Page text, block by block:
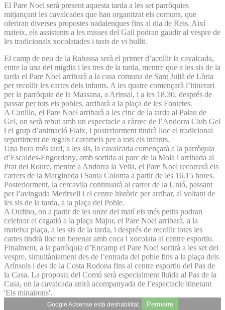
El Pare Noel serà present aquesta tarda a les set parròquies
mitjançant les cavalcades que han organitzat els comuns, que
oferiran diverses propostes nadalenques fins al dia de Reis. Així
mateix, els assistents a les misses del Gall podran gaudir al vespre de
les tradicionals xocolatades i tasts de vi bullit.
El camp de neu de la Rabassa serà el primer d’acollir la cavalcada,
entre la una del migdia i les tres de la tarda, mentre que a les sis de la
tarda el Pare Noel arribarà a la casa comuna de Sant Julià de Lòria
per recollir les cartes dels infants. A les quatre començarà l’itinerari
per la parròquia de la Massana, a Arinsal, i a les 18.30, després de
passar per tots els pobles, arribarà a la plaça de les Fontetes.
A Canillo, el Pare Noel arribarà a les cinc de la tarda al Palau de
Gel, on serà rebut amb un espectacle a càrrec de l’Andorra Club Gel
i el grup d’animació Flaix, i posteriorment tindrà lloc el tradicional
repartiment de regals i caramels per a tots els infants.
Una hora més tard, a les sis, la cavalcada començarà a la parròquia
d’Escaldes-Engordany, amb sortida al parc de la Mola i arribada al
Prat del Roure, mentre a Andorra la Vella, el Pare Noel recorrerà els
carrers de la Margineda i Santa Coloma a partir de les 16.15 hores.
Posteriorment, la cercavila continuarà al carrer de la Unió, passant
per l’avinguda Meritxell i el centre històric per arribar, al voltant de
les sis de la tarda, a la plaça del Poble.
A Ordino, on a partir de les onze del matí els més petits podran
celebrar el cagatió a la plaça Major, el Pare Noel arribarà, a la
mateixa plaça, a les sis de la tarda, i després de recollir totes les
cartes tindrà lloc un berenar amb coca i xocolata al centre esportiu.
Finalment, a la parròquia d’Encamp el Pare Noel sortirà a les set del
vespre, simultàniament des de l’entrada del poble fins a la plaça dels
Arínsols i des de la Costa Rodona fins al centre esportiu del Pas de
la Casa. La proposta del Comú serà especialment lluïda al Pas de la
Casa, on la cavalcada anirà acompanyada de l’espectacle itinerant
'Els minairons'.
Google Adsense està deshabilitat. Permetre